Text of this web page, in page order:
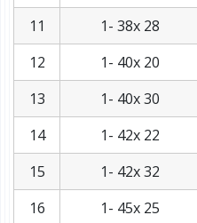
11
1- 38х 28
12
1- 40х 20
13
1- 40х 30
14
1- 42х 22
15
1- 42х 32
16
1- 45х 25